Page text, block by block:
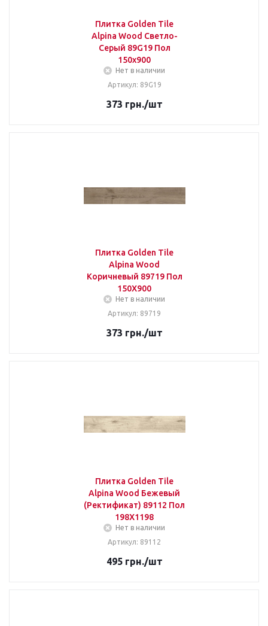
Плитка Golden Tile
Alpina Wood Светло-
Серый 89G19 Пол
150x900
Нет в наличии
Артикул: 89G19
373 грн./шт
Плитка Golden Tile
Alpina Wood
Коричневый 89719 Пол
150Х900
Нет в наличии
Артикул: 89719
373 грн./шт
Плитка Golden Tile
Alpina Wood Бежевый
(Ректификат) 89112 Пол
198Х1198
Нет в наличии
Артикул: 89112
495грн./шт